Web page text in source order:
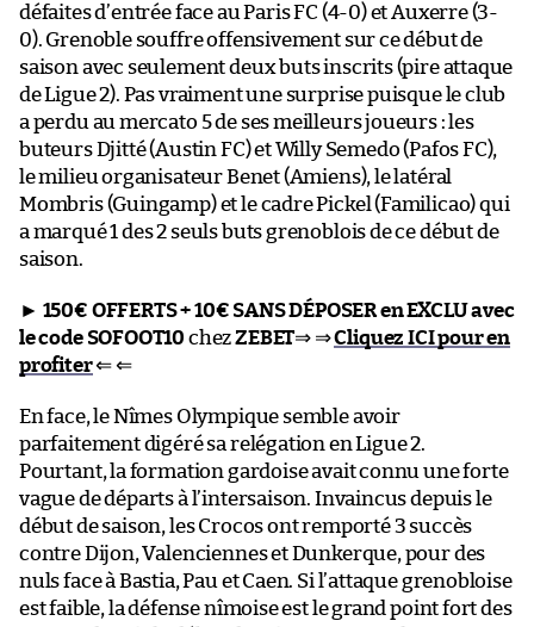
défaites d’entrée face au Paris FC (4-0) et Auxerre (3-
0). Grenoble souffre offensivement sur ce début de
saison avec seulement deux buts inscrits (pire attaque
de Ligue 2). Pas vraiment une surprise puisque le club
a perdu au mercato 5 de ses meilleurs joueurs : les
buteurs Djitté (Austin FC) et Willy Semedo (Pafos FC),
le milieu organisateur Benet (Amiens), le latéral
Mombris (Guingamp) et le cadre Pickel (Familicao) qui
a marqué 1 des 2 seuls buts grenoblois de ce début de
saison.
► 150€ OFFERTS + 10€ SANS DÉPOSER en EXCLU avec
le code SOFOOT10 chezZEBET⇒ ⇒Cliquez ICI pour en
profiter⇐ ⇐
En face, le Nîmes Olympique semble avoir
parfaitement digéré sa relégation en Ligue 2.
Pourtant, la formation gardoise avait connu une forte
vague de départs à l’intersaison. Invaincus depuis le
début de saison, les Crocos ont remporté 3 succès
contre Dijon, Valenciennes et Dunkerque, pour des
nuls face à Bastia, Pau et Caen. Si l’attaque grenobloise
est faible, la défense nîmoise est le grand point fort des